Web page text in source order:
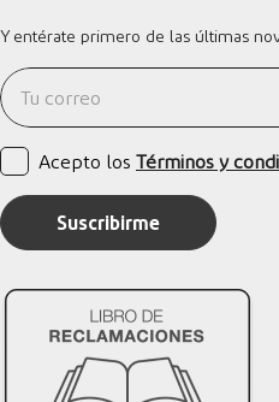
Y entérate primero de las últimas
Acepto los Términos y
Suscribirme